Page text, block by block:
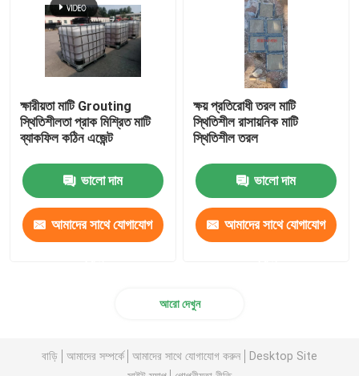
ক্ষারীয়তা মাটি Grouting
স্থিতিশীলতা প্রাক মিশ্রিত মাটি
ব্যাকফিল কঠিন এজেন্ট
ভালো দাম
আমাদের সাথে যোগাযোগ
ক্ষয় প্রতিরোধী তরল মাটি
স্থিতিশীল রাসায়নিক মাটি
স্থিতিশীল তরল
ভালো দাম
আমাদের সাথে যোগাযোগ
আরো দেখুন
বাড়ি আমাদের সম্পর্কে আমাদের সাথে যোগাযোগ করুন
Desktop Site